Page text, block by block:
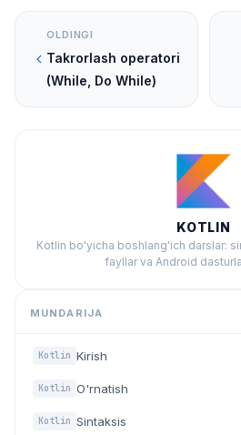
OLDINGI
Takrorlash operatori
(While, Do While)
KOTLIN
Kotlin bo'yicha boshlang'ich darslar:
fayllar va Android
MUNDARIJA
Kotlin Kirish
Kotlin O'rnatish
Kotlin Sintaksis